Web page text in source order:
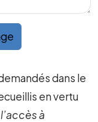
dans le
en vertu
à